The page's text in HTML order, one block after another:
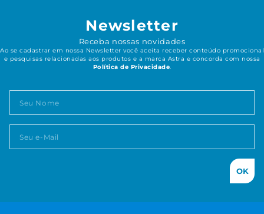
Newsletter
Receba nossas novidades
Ao se cadastrar em nossa Newsletter você aceita receber conteúdo promocional
e pesquisas relacionadas aos produtos e a marca Astra e concorda com nossa
Política de Privacidade.
OK